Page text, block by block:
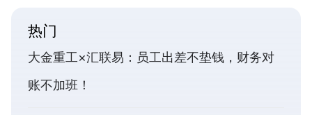
热门
大金重工×汇联易：员工出差不垫钱，财务对
账不加班！